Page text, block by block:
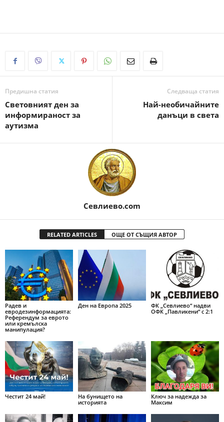
Предишна статия
Световният ден за
информираност за
аутизма
Следваща статия
Най-необичайните
данъци в света
Севлиево.com
RELATED ARTICLES ОЩЕ ОТ СЪЩИЯ АВТОР
Радев и
евродезинформацията:
Референдум за еврото
или кремълска
манипулация?
Ден на Европа 2025
ФК „Севлиево“ надви
ОФК „Павликени“ с 2:1
Честит 24 май!
На бунището на
историята
Ключ за надежда за
Максим